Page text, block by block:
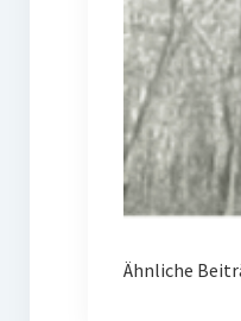
Ähnliche